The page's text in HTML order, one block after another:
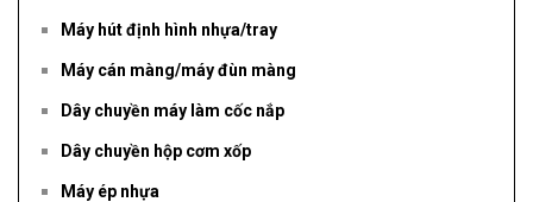
Máy hút định hình nhựa/tray
Máy cán màng/máy đùn màng
Dây chuyền máy làm cốc nắp
Dây chuyền hộp cơm xốp
Máy ép nhựa